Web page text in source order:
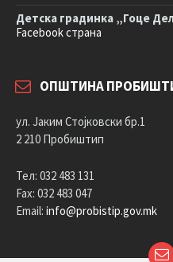
Детска градинка „Гоце
Facebook страна
ОПШТИНА
ул. Јаким Стојковски бр.1
2 210 Пробиштип
Тел: 032 483 131
Fax: 032 483 047
Email: info@probistip.gov.mk